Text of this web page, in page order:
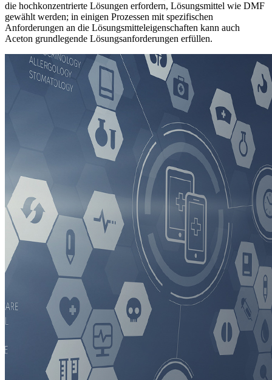
die hochkonzentrierte Lösungen erfordern, Lösungsmittel wie DMF
gewählt werden; in einigen Prozessen mit spezifischen
Anforderungen an die Lösungsmitteleigenschaften kann auch
Aceton grundlegende Lösungsanforderungen erfüllen.